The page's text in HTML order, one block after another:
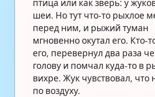
птица или как зверь: у
шеи. Но тут что-то рыхлое
перед ним, и рыжий туман
мгновенно окутал его. Кто-
его, перевернул два раза
голову и помчал куда-то в
вихре. Жук чувствовал, что
по воздуху.